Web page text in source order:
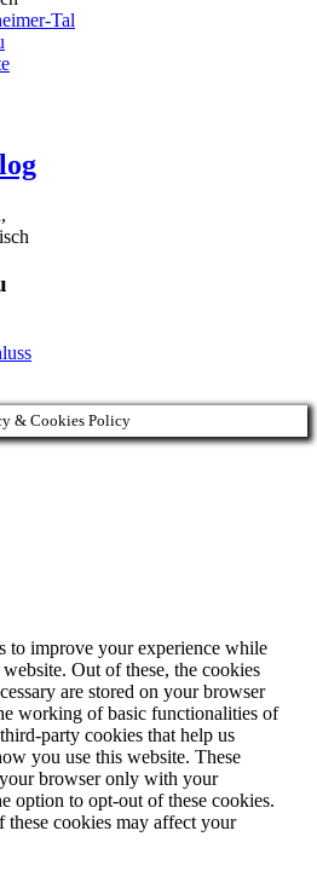
Tal
& Cookies Policy
to improve your experience while
Out of these, the cookies
are stored on your browser
working of basic functionalities of
party cookies that help us
you use this website. These
browser only with your
option to opt-out of these cookies.
cookies may affect your